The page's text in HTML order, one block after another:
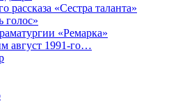
рассказа «Сестра таланта»
голос»
«Ремарка»
август 1991-го…